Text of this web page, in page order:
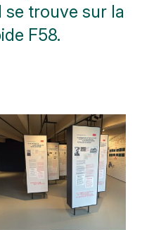
se trouve sur la
F58.